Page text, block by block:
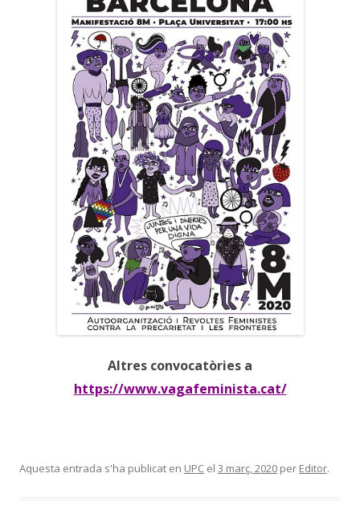
Altres convocatòries a
https://www.vagafeminista.cat/
Aquesta entrada s'ha publicat en UPC el 3 març, 2020 per Editor.